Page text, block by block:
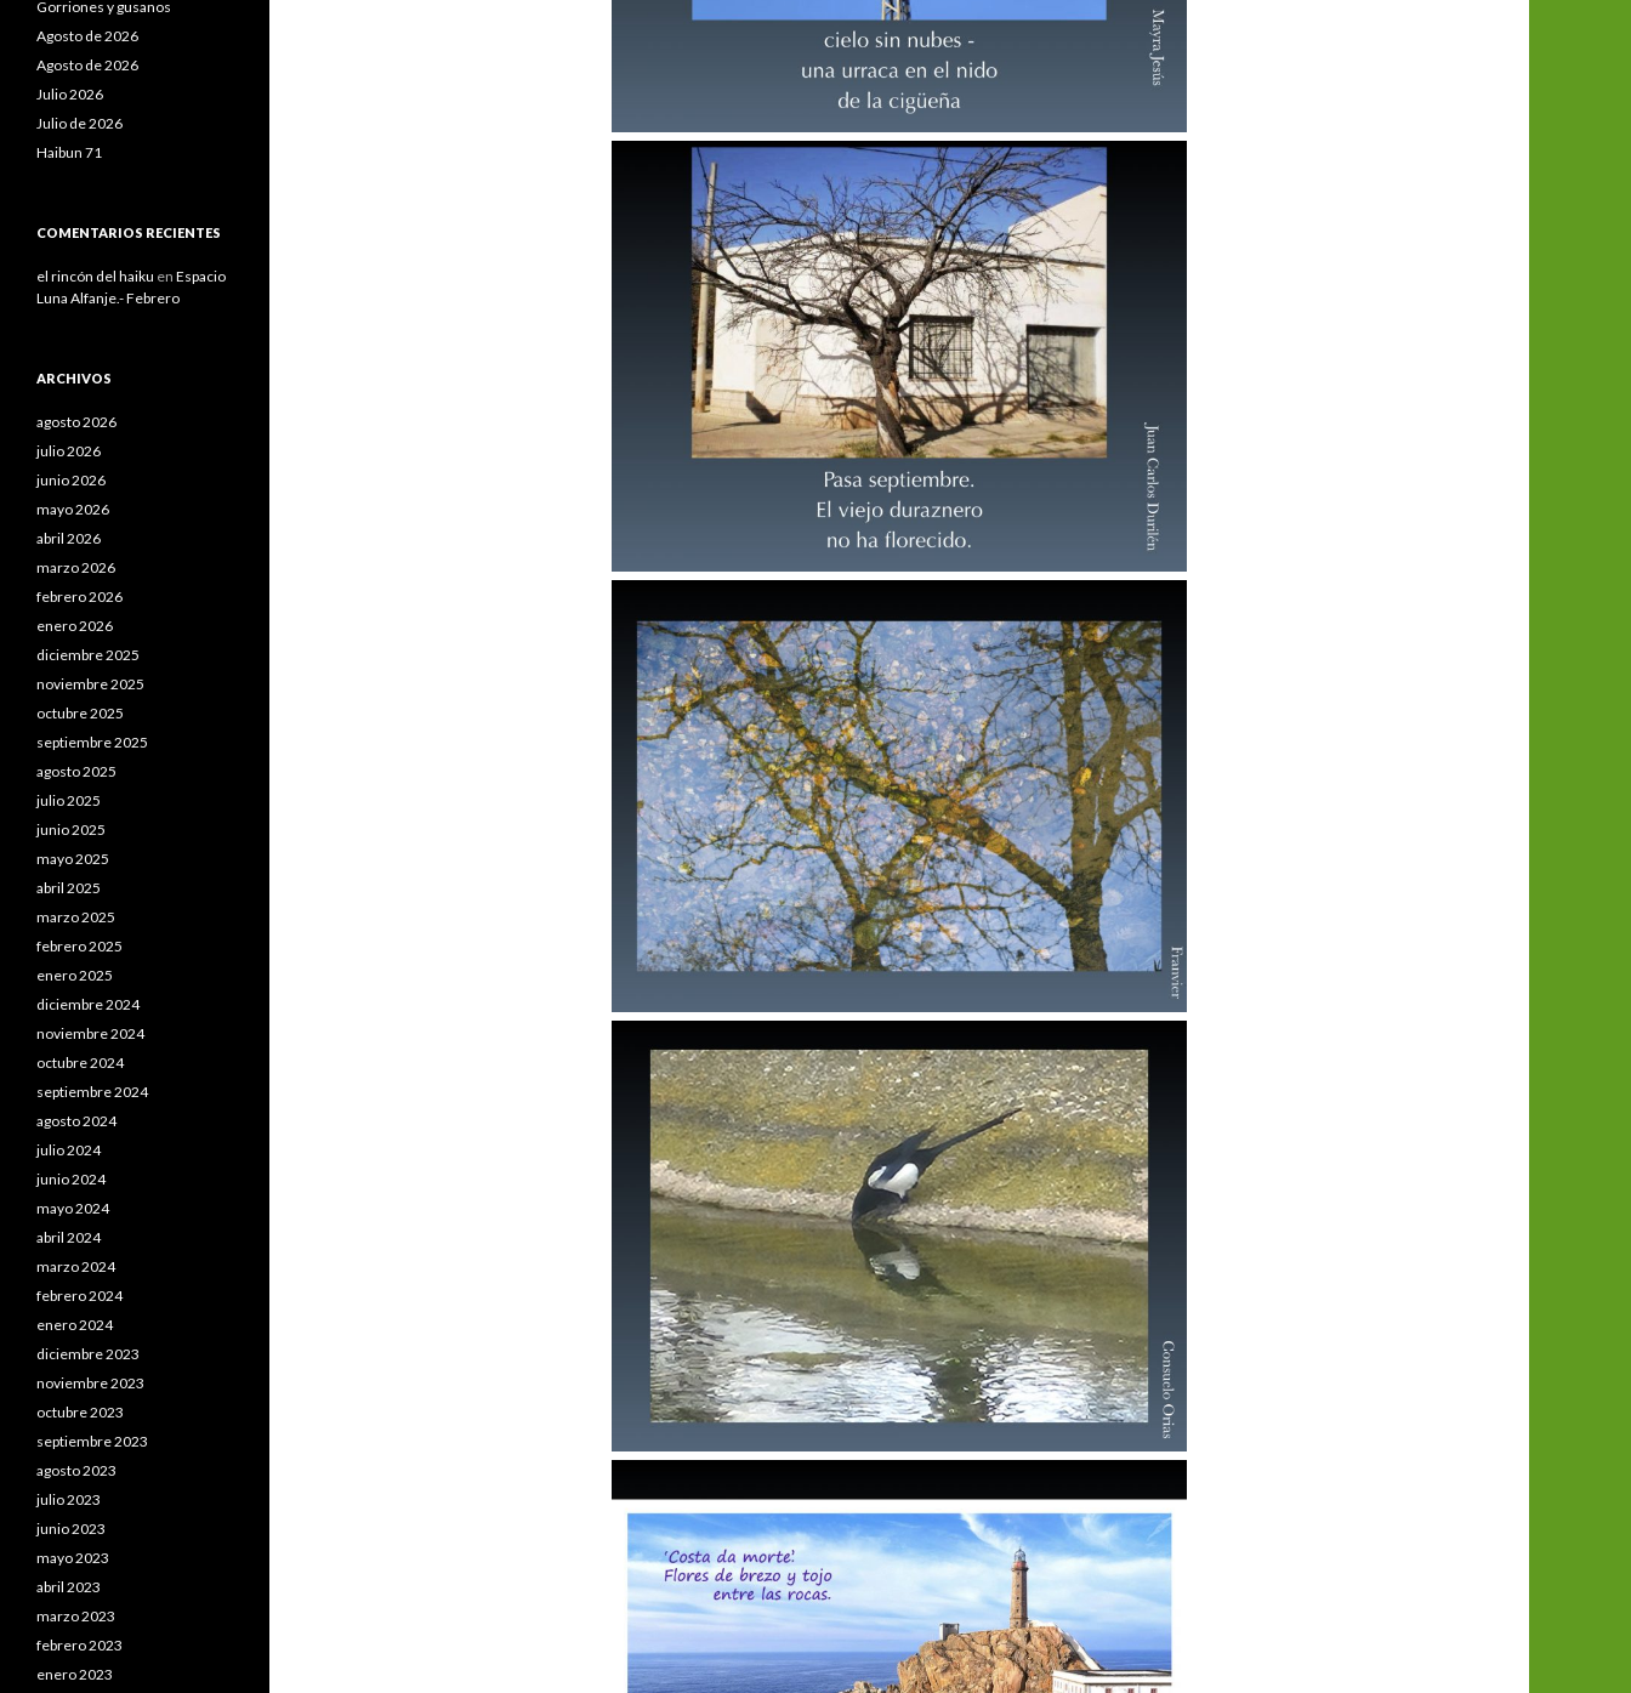
Gorriones y gusanos
Agosto de 2026
Agosto de 2026
Julio 2026
Julio de 2026
Haibun 71
COMENTARIOS RECIENTES
el rincón del haiku en Espacio
Luna Alfanje.- Febrero
ARCHIVOS
agosto 2026
julio 2026
junio 2026
mayo 2026
abril 2026
marzo 2026
febrero 2026
enero 2026
diciembre 2025
noviembre 2025
octubre 2025
septiembre 2025
agosto 2025
julio 2025
junio 2025
mayo 2025
abril 2025
marzo 2025
febrero 2025
enero 2025
diciembre 2024
noviembre 2024
octubre 2024
septiembre 2024
agosto 2024
julio 2024
junio 2024
mayo 2024
abril 2024
marzo 2024
febrero 2024
enero 2024
diciembre 2023
noviembre 2023
octubre 2023
septiembre 2023
agosto 2023
julio 2023
junio 2023
mayo 2023
abril 2023
marzo 2023
febrero 2023
enero 2023